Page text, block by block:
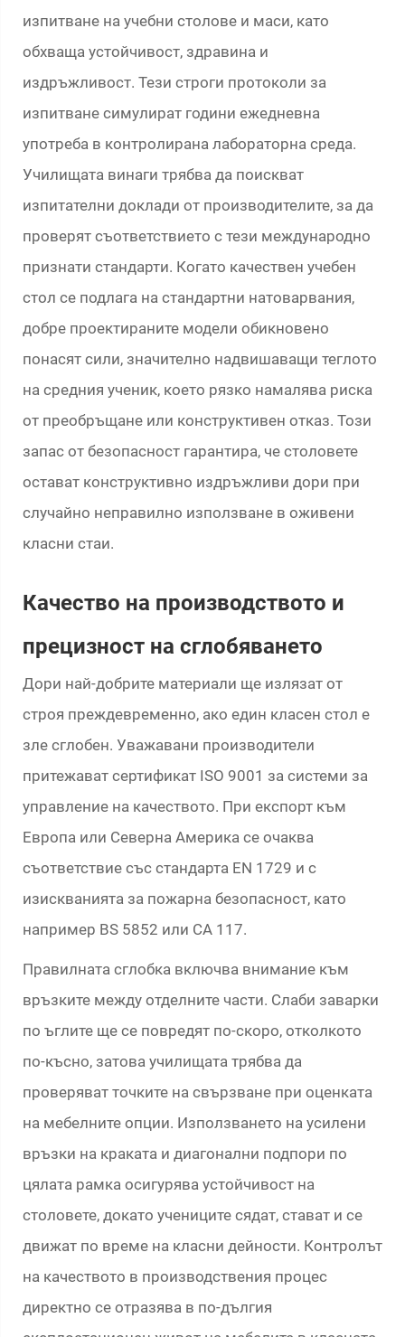
изпитване на учебни столове и маси, като
обхваща устойчивост, здравина и
издръжливост. Тези строги протоколи за
изпитване симулират години ежедневна
употреба в контролирана лабораторна среда.
Училищата винаги трябва да поискват
изпитателни доклади от производителите, за да
проверят съответствието с тези международно
признати стандарти. Когато качествен учебен
стол се подлага на стандартни натоварвания,
добре проектираните модели обикновено
понасят сили, значително надвишаващи теглото
на средния ученик, което рязко намалява риска
от преобръщане или конструктивен отказ. Този
запас от безопасност гарантира, че столовете
остават конструктивно издръжливи дори при
случайно неправилно използване в оживени
класни стаи.
Качество на производството и
прецизност на сглобяването
Дори най-добрите материали ще излязат от
строя преждевременно, ако един класен стол е
зле сглобен. Уважавани производители
притежават сертификат ISO 9001 за системи за
управление на качеството. При експорт към
Европа или Северна Америка се очаква
съответствие със стандарта EN 1729 и с
изискванията за пожарна безопасност, като
например BS 5852 или CA 117.
Правилната сглобка включва внимание към
връзките между отделните части. Слаби заварки
по ъглите ще се повредят по-скоро, отколкото
по-късно, затова училищата трябва да
проверяват точките на свързване при оценката
на мебелните опции. Използването на усилени
връзки на краката и диагонални подпори по
цялата рамка осигурява устойчивост на
столовете, докато учениците сядат, стават и се
движат по време на класни дейности. Контролът
на качеството в производствения процес
директно се отразява в по-дългия